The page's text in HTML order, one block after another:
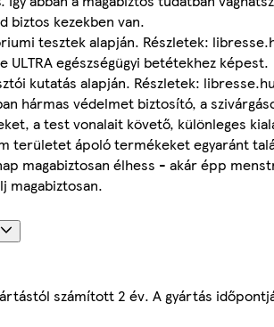
biztos kezekben van.
tesztek alapján. Részletek:
ULTRA egészségügyi betétekhez képest.
kutatás alapján. Részletek:
hármas védelmet biztosító, a
a test vonalait követő, különleges
területet ápoló termékeket egyaránt
magabiztosan élhess - akár épp
magabiztosan.
számított 2 év. A gyártás